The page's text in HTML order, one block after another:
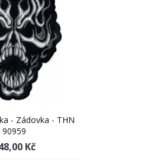
- Zádovka - THN
90959
Kč